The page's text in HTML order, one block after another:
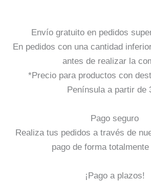
Envío gratuito en pedidos
En pedidos con una cantidad
antes de realizar la
*Precio para productos con
Península a partir de
Pago seguro
Realiza tus pedidos a través de
pago de forma
¡Pago a plazos!